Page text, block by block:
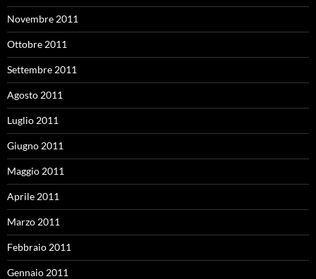
Novembre 2011
Ottobre 2011
Settembre 2011
Agosto 2011
Luglio 2011
Giugno 2011
Maggio 2011
Aprile 2011
Marzo 2011
Febbraio 2011
Gennaio 2011